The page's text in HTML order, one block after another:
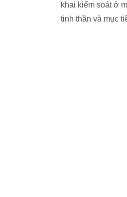
khai kiểm soát ở
tinh thần và mục